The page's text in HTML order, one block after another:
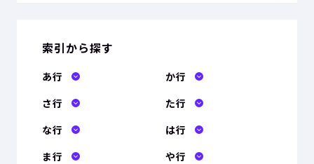
索引から探す
あ行
か行
さ行
た行
な行
は行
ま行
や行